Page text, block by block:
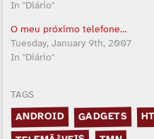
In "Diário"
O meu próximo telefone…
Tuesday, January 9th, 2007
In "Diário"
TAGS
ANDROID GADGETS